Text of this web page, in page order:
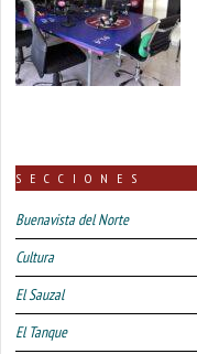
SECCIONES
Buenavista del Norte
Cultura
El Sauzal
El Tanque